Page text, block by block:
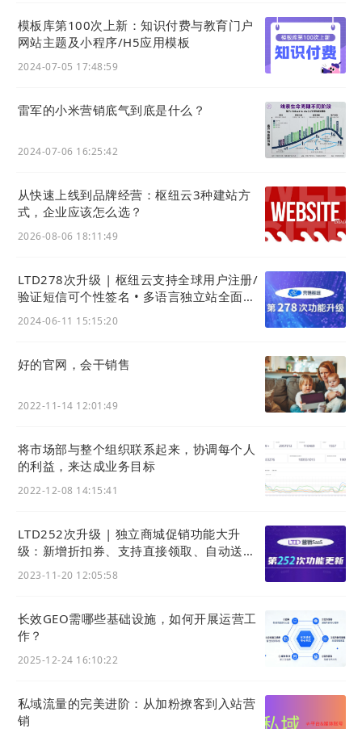
LTD从引导到成交思想，强调把生意表达做成数
字内容，通过数字化官网分发到各流量平台，触
册或留资的入站客户，根据用户标签规则把有效
数据同步到CDP系统，形成潜在客户的商机列
表，帮助企业转化商机。
03
数据激活，驱动高价值线索转换
LTD营销枢纽的CDP属性可以将用户数据转变为
题。通过前期的数据搜集、管理、分析，这使得
企业能够预见并影响用户行为，实现跨平台的定
制化营销互动，提高转化效果。
模板库第100次上新：知识付费与教育门户
网站主题及小程序/H5应用模板
2024-07-05 17:48:59
雷军的小米营销底气到底是什么？
2024-07-06 16:25:42
从快速上线到品牌经营：枢纽云3种建站方
式，企业应该怎么选？
2026-08-06 18:11:49
LTD278次升级 | 枢纽云支持全球用户注册/
验证短信可个性签名 • 多语言独立站全面升
2024-06-11 15:15:20
好的官网，会干销售
2022-11-14 12:01:49
将市场部与整个组织联系起来，协调每个人
的利益，来达成业务目标
2022-12-08 14:15:41
LTD252次升级 | 独立商城促销功能大升
级：新增折扣券、支持直接领取、自动送券 •
2023-11-20 12:05:58
长效GEO需哪些基础设施，如何开展运营工
作？
2025-12-24 16:10:22
私域流量的完美进阶：从加粉撩客到入站营
销